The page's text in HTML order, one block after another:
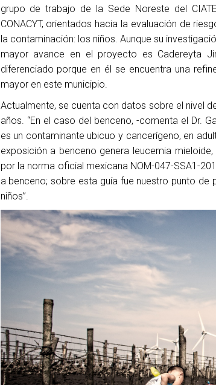
grupo de trabajo de la Sede Noreste del
CONACYT, orientados hacia la evaluación de
la contaminación: los niños. Aunque su
mayor avance en el proyecto es Cadereyta
diferenciado porque en él se encuentra una
mayor en este municipio.
Actualmente, se cuenta con datos sobre el nivel
años. “En el caso del benceno, -comenta el Dr.
es un contaminante ubicuo y cancerígeno, en
exposición a benceno genera leucemia
por la norma oficial mexicana NOM-047-SSA1-
a benceno; sobre esta guía fue nuestro punto
niños”.